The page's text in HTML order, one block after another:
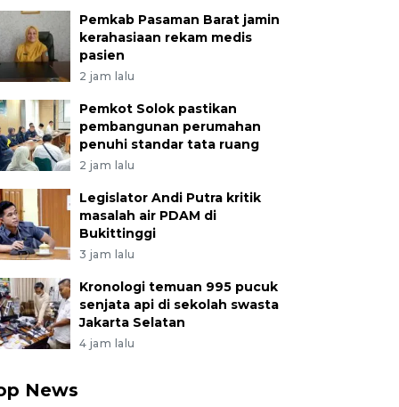
Pemkab Pasaman Barat jamin
kerahasiaan rekam medis
pasien
2 jam lalu
Pemkot Solok pastikan
pembangunan perumahan
penuhi standar tata ruang
2 jam lalu
Legislator Andi Putra kritik
masalah air PDAM di
Bukittinggi
3 jam lalu
Kronologi temuan 995 pucuk
senjata api di sekolah swasta
Jakarta Selatan
4 jam lalu
News